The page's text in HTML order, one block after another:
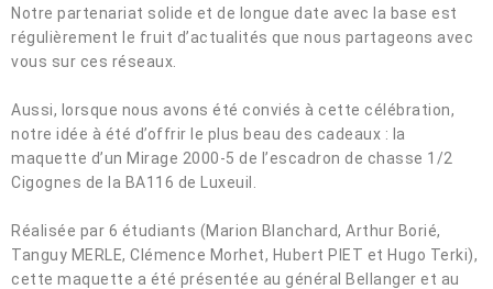
Notre partenariat solide et de longue date avec la base est
régulièrement le fruit d’actualités que nous partageons avec
vous sur ces réseaux.
Aussi, lorsque nous avons été conviés à cette célébration,
notre idée à été d’offrir le plus beau des cadeaux : la
maquette d’un Mirage 2000-5 de l’escadron de chasse 1/2
Cigognes de la BA116 de Luxeuil.
Réalisée par 6 étudiants (Marion Blanchard, Arthur Borié,
Tanguy MERLE, Clémence Morhet, Hubert PIET et Hugo Terki),
cette maquette a été présentée au général Bellanger et au